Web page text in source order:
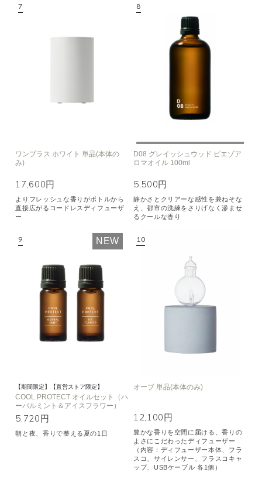
ワンプラス ホワイト 単品(本体の
み)
17,600円
よりフレッシュな香りがボトルから
直接広がるコードレスディフューザ
ー
D08 グレイッシュウッド ピエゾア
ロマオイル 100ml
5,500円
静かさとクリアーな感性を兼ねそな
え、都市の洗練をさりげなく滲ませ
るクールな香り
NEW
【期間限定】【直営ストア限定】
COOL PROTECT オイルセット（ハ
ーバルミント＆アイスフラワー）
5,720円
朝と夜、香りで整える夏の1日
オーブ 単品(本体のみ)
12,100円
豊かな香りを空間に届ける、香りの
よさにこだわったディフューザー
（内容：ディフューザー本体、フラ
スコ、サイレンサー、フラスコキャ
ップ、USBケーブル 各1個）